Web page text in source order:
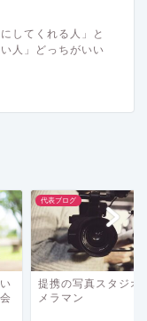
してくれる人」と
い人」どっちがいい
代表ブログ
提携の写真スタジオ
メラマン